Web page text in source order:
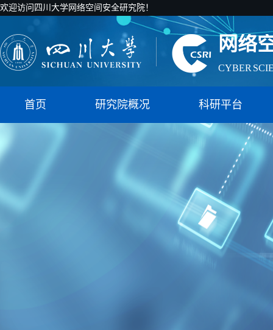
欢迎访问四川大学网络空间安全研究院！
网络
CYBER
国家智能
首页 研究院概况 科研平台